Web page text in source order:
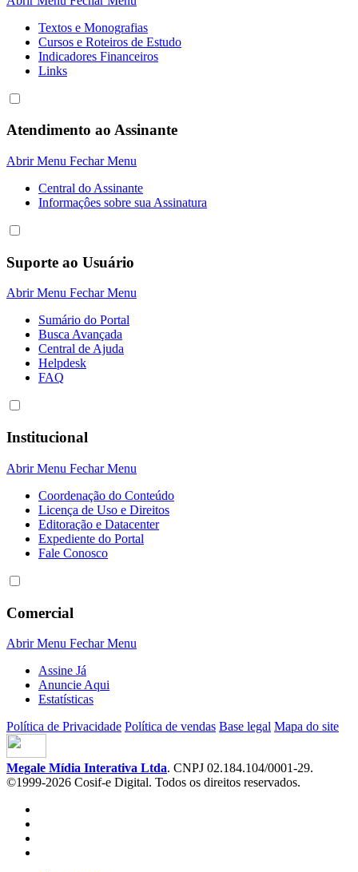
Textos e Monografias
Cursos e Roteiros de Estudo
Indicadores Financeiros
Links
Atendimento ao Assinante
Abrir Menu Fechar Menu
Central do Assinante
Informaçôes sobre sua Assinatura
Suporte ao Usuário
Abrir Menu Fechar Menu
Sumário do Portal
Busca Avançada
Central de Ajuda
Helpdesk
FAQ
Institucional
Abrir Menu Fechar Menu
Coordenação do Conteúdo
Licença de Uso e Direitos
Editoração e Datacenter
Expediente do Portal
Fale Conosco
Comercial
Abrir Menu Fechar Menu
Assine Já
Anuncie Aqui
Estatísticas
Política de Privacidade Política de vendas Base legal Mapa do site
Megale Mídia Interativa Ltda. CNPJ 02.184.104/0001-29.
©1999-2026 Cosif-e Digital. Todos os direitos reservados.